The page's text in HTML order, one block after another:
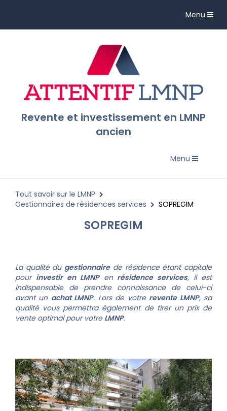
Toggle
Menu
Revente et investissement en LMNP
ancien
Toggle
Menu
Tout savoir sur le LMNP
Gestionnaires de résidences services
SOPREGIM
SOPREGIM
La qualité du gestionnairede résidence étant capitale
pour investir en LMNPen résidence services, il est
indispensable de prendre connaissance de celui-ci
avant un achat LMNP. Lors de votre revente LMNP, sa
qualité vous permettra également de tirer un prix de
vente optimal pour votre LMNP.